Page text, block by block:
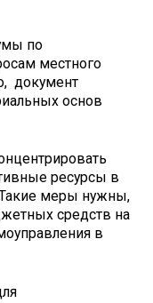
по
местного
документ
основ
ресурсы в
меры нужны,
средств на
в